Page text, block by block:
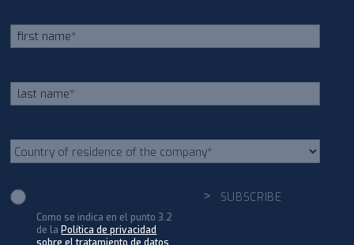
Como se indica en el punto 3.2
de la Política de privacidad